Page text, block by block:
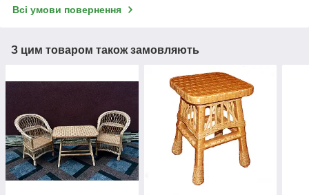
Всі умови повернення
З цим товаром також замовляють